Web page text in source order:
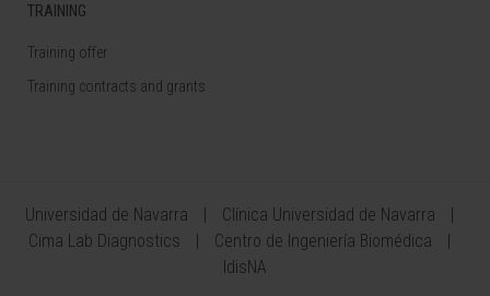
TRAINING
Training offer
Training contracts and grants
Universidad de Navarra
Clínica Universidad de Navarra
Cima Lab Diagnostics
Centro de Ingeniería Biomédica
IdisNA